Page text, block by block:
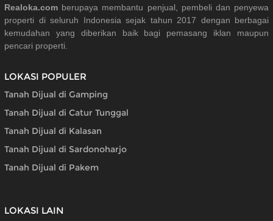
Realoka.com berupaya membantu penjual, pembeli dan penyewa
properti di seluruh Indonesia sejak tahun 2017 dengan berbagai
kemudahan yang diberikan baik bagi pemasang iklan maupun
pencari properti.
LOKASI POPULER
Tanah Dijual di Gamping
Tanah Dijual di Catur Tunggal
Tanah Dijual di Kalasan
Tanah Dijual di Sardonoharjo
Tanah Dijual di Pakem
LOKASI LAIN